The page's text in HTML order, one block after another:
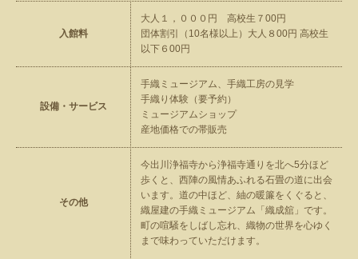
入館料
大人１，０００円 高校生７00円
団体割引（10名様以上）大人８00円 高校生
以下６00円
設備・サービス
手織ミュージアム、手織工房の見学
手織り体験（要予約）
ミュージアムショップ
産地価格での帯販売
その他
今出川浄福寺から浄福寺通りを北へ5分ほど
歩くと、西陣の風情あふれる石畳の道に出会
います。道の中ほど、紬の暖簾をくぐると、
織屋建の手織ミュージアム「織成舘」です。
町の喧騒をしばし忘れ、織物の世界を心ゆく
まで味わっていただけます。